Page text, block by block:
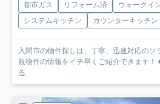
都市ガス リフォーム済
ウォークイ
システムキッチン
カウンターキッチン
入間市の物件探しは、丁寧、迅速対応の
規物件の情報をイチ早くご紹介できます！
る